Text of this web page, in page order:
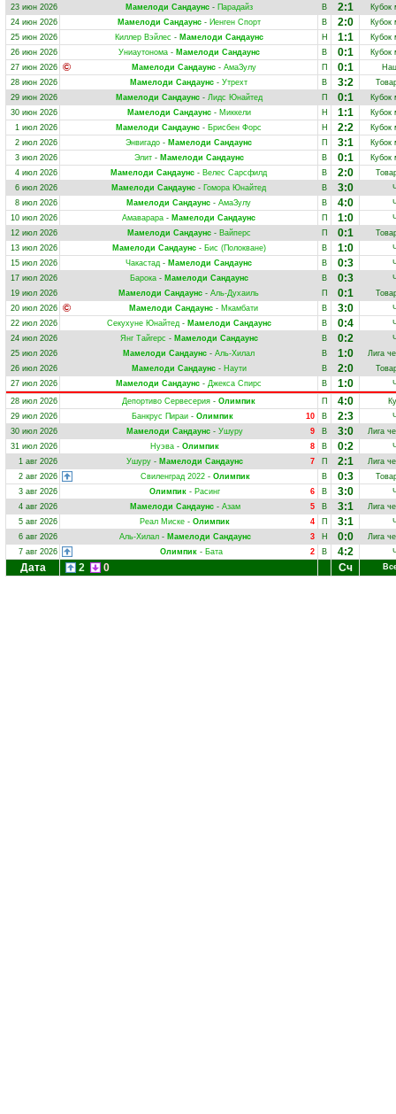
23 июн 2026
Мамелоди Сандаунс- Парадайз В 2:1
Кубок
24 июн 2026
Мамелоди Сандаунс- Иенген Спорт В 2:0
Кубок
25 июн 2026
Киллер Вэйлес - Мамелоди Сандаунс Н 1:1
Кубок
26 июн 2026
Униаутонома- Мамелоди Сандаунс В 0:1
Кубок
27 июн 2026
Мамелоди Сандаунс- АмаЗулу П 0:1
28 июн 2026
Мамелоди Сандаунс - Утрехт В 3:2
29 июн 2026
Мамелоди Сандаунс- Лидс Юнайтед П 0:1
Кубок
30 июн 2026
Мамелоди Сандаунс- Миккели Н 1:1
Кубок
1 июл 2026
Мамелоди Сандаунс - Брисбен Форс Н 2:2
Кубок
2 июл 2026
Энвигадо - Мамелоди Сандаунс П 3:1
Кубок
3 июл 2026
Элит- Мамелоди Сандаунс В 0:1
Кубок
4 июл 2026
Мамелоди Сандаунс - Велес Сарсфилд В 2:0
6 июл 2026
Мамелоди Сандаунс - Гомора Юнайтед В 3:0
8 июл 2026
Мамелоди Сандаунс - АмаЗулу В 4:0
10 июл 2026
Амаварара - Мамелоди Сандаунс П 1:0
12 июл 2026
Мамелоди Сандаунс- Вайперс П 0:1
13 июл 2026
Мамелоди Сандаунс- Бис (Полокване) В 1:0
15 июл 2026
Чакастад - Мамелоди Сандаунс В 0:3
17 июл 2026
Барока- Мамелоди Сандаунс В 0:3
19 июл 2026
Мамелоди Сандаунс - Аль-Духаиль П 0:1
20 июл 2026
Мамелоди Сандаунс - Мкамбати В 3:0
22 июл 2026
Секухуне Юнайтед- Мамелоди Сандаунс В 0:4
24 июл 2026
Янг Тайгерс - Мамелоди Сандаунс В 0:2
25 июл 2026
Мамелоди Сандаунс - Аль-Хилал В 1:0
Лига
26 июл 2026
Мамелоди Сандаунс- Наути В 2:0
27 июл 2026
Мамелоди Сандаунс - Джекса Спирс В 1:0
28 июл 2026
Депортиво Сервесерия - Олимпик П 4:0
29 июл 2026
10
Банкрус Пираи - Олимпик В 2:3
30 июл 2026
9
Мамелоди Сандаунс - Ушуру В 3:0
Лига
31 июл 2026
8
Нуэва - Олимпик В 0:2
1 авг 2026
7
Ушуру - Мамелоди Сандаунс П 2:1
Лига
2 авг 2026
Свиленград 2022- Олимпик В 0:3
3 авг 2026
6
Олимпик - Расинг В 3:0
4 авг 2026
5
Мамелоди Сандаунс- Азам В 3:1
Лига
5 авг 2026
4
Реал Миске - Олимпик П 3:1
6 авг 2026
3
Аль-Хилал- Мамелоди Сандаунс Н 0:0
Лига
7 авг 2026
2
Олимпик- Бата В 4:2
Дата 2 0 Сч